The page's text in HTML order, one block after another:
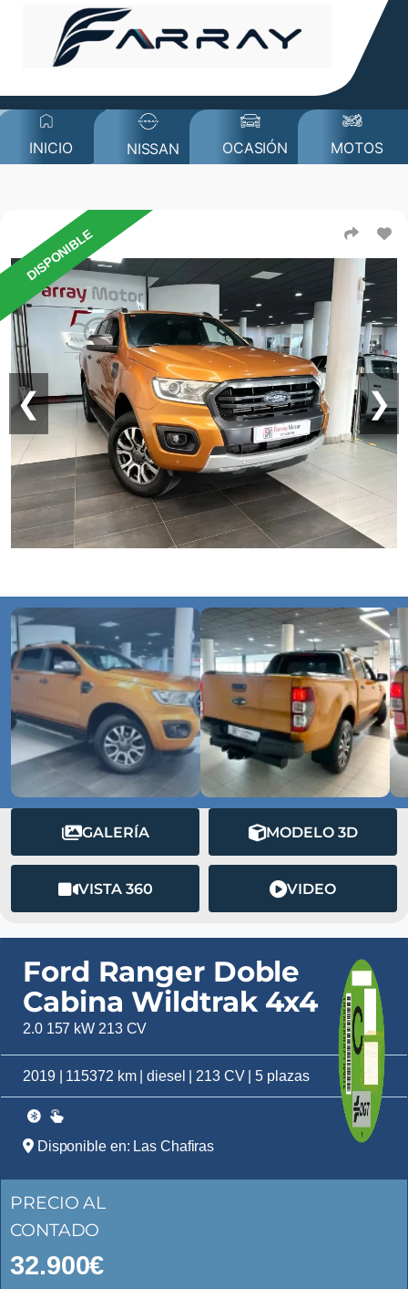
INICIO NISSAN OCASIÓN MOTOS
❮ ❯
DISPONIBLE
GALERÍA MODELO 3D
VISTA 360 VIDEO
Ford Ranger Doble
Cabina Wildtrak 4x4
2.0 157 kW 213 CV
2019 | 115372 km | diesel | 213 CV | 5 plazas
Disponible en: Las Chafiras
PRECIO AL
CONTADO
32.900€